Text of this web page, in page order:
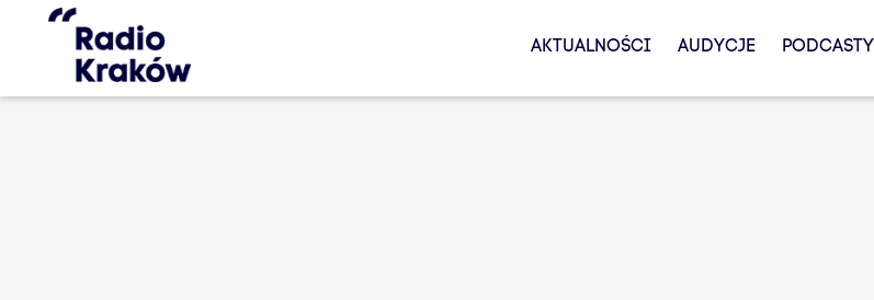
AKTUALNOŚCI AUDYCJE PODCASTY